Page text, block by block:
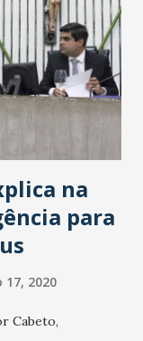
na
para
17, 2020
Cabeto,